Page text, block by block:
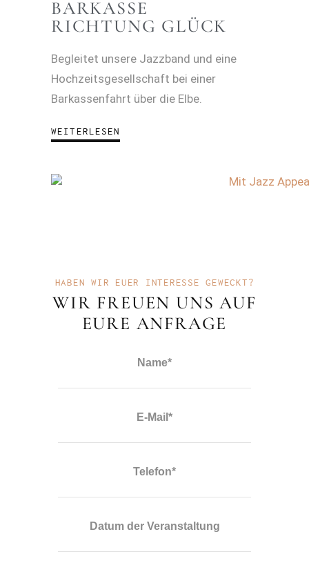
BARKASSE
RICHTUNG GLÜCK
Begleitet unsere Jazzband und eine
Hochzeitsgesellschaft bei einer
Barkassenfahrt über die Elbe.
WEITERLESEN
HABEN WIR EUER INTERESSE GEWECKT?
WIR FREUEN UNS AUF
EURE ANFRAGE
Name*
E-Mail*
Telefon*
Datum der Veranstaltung